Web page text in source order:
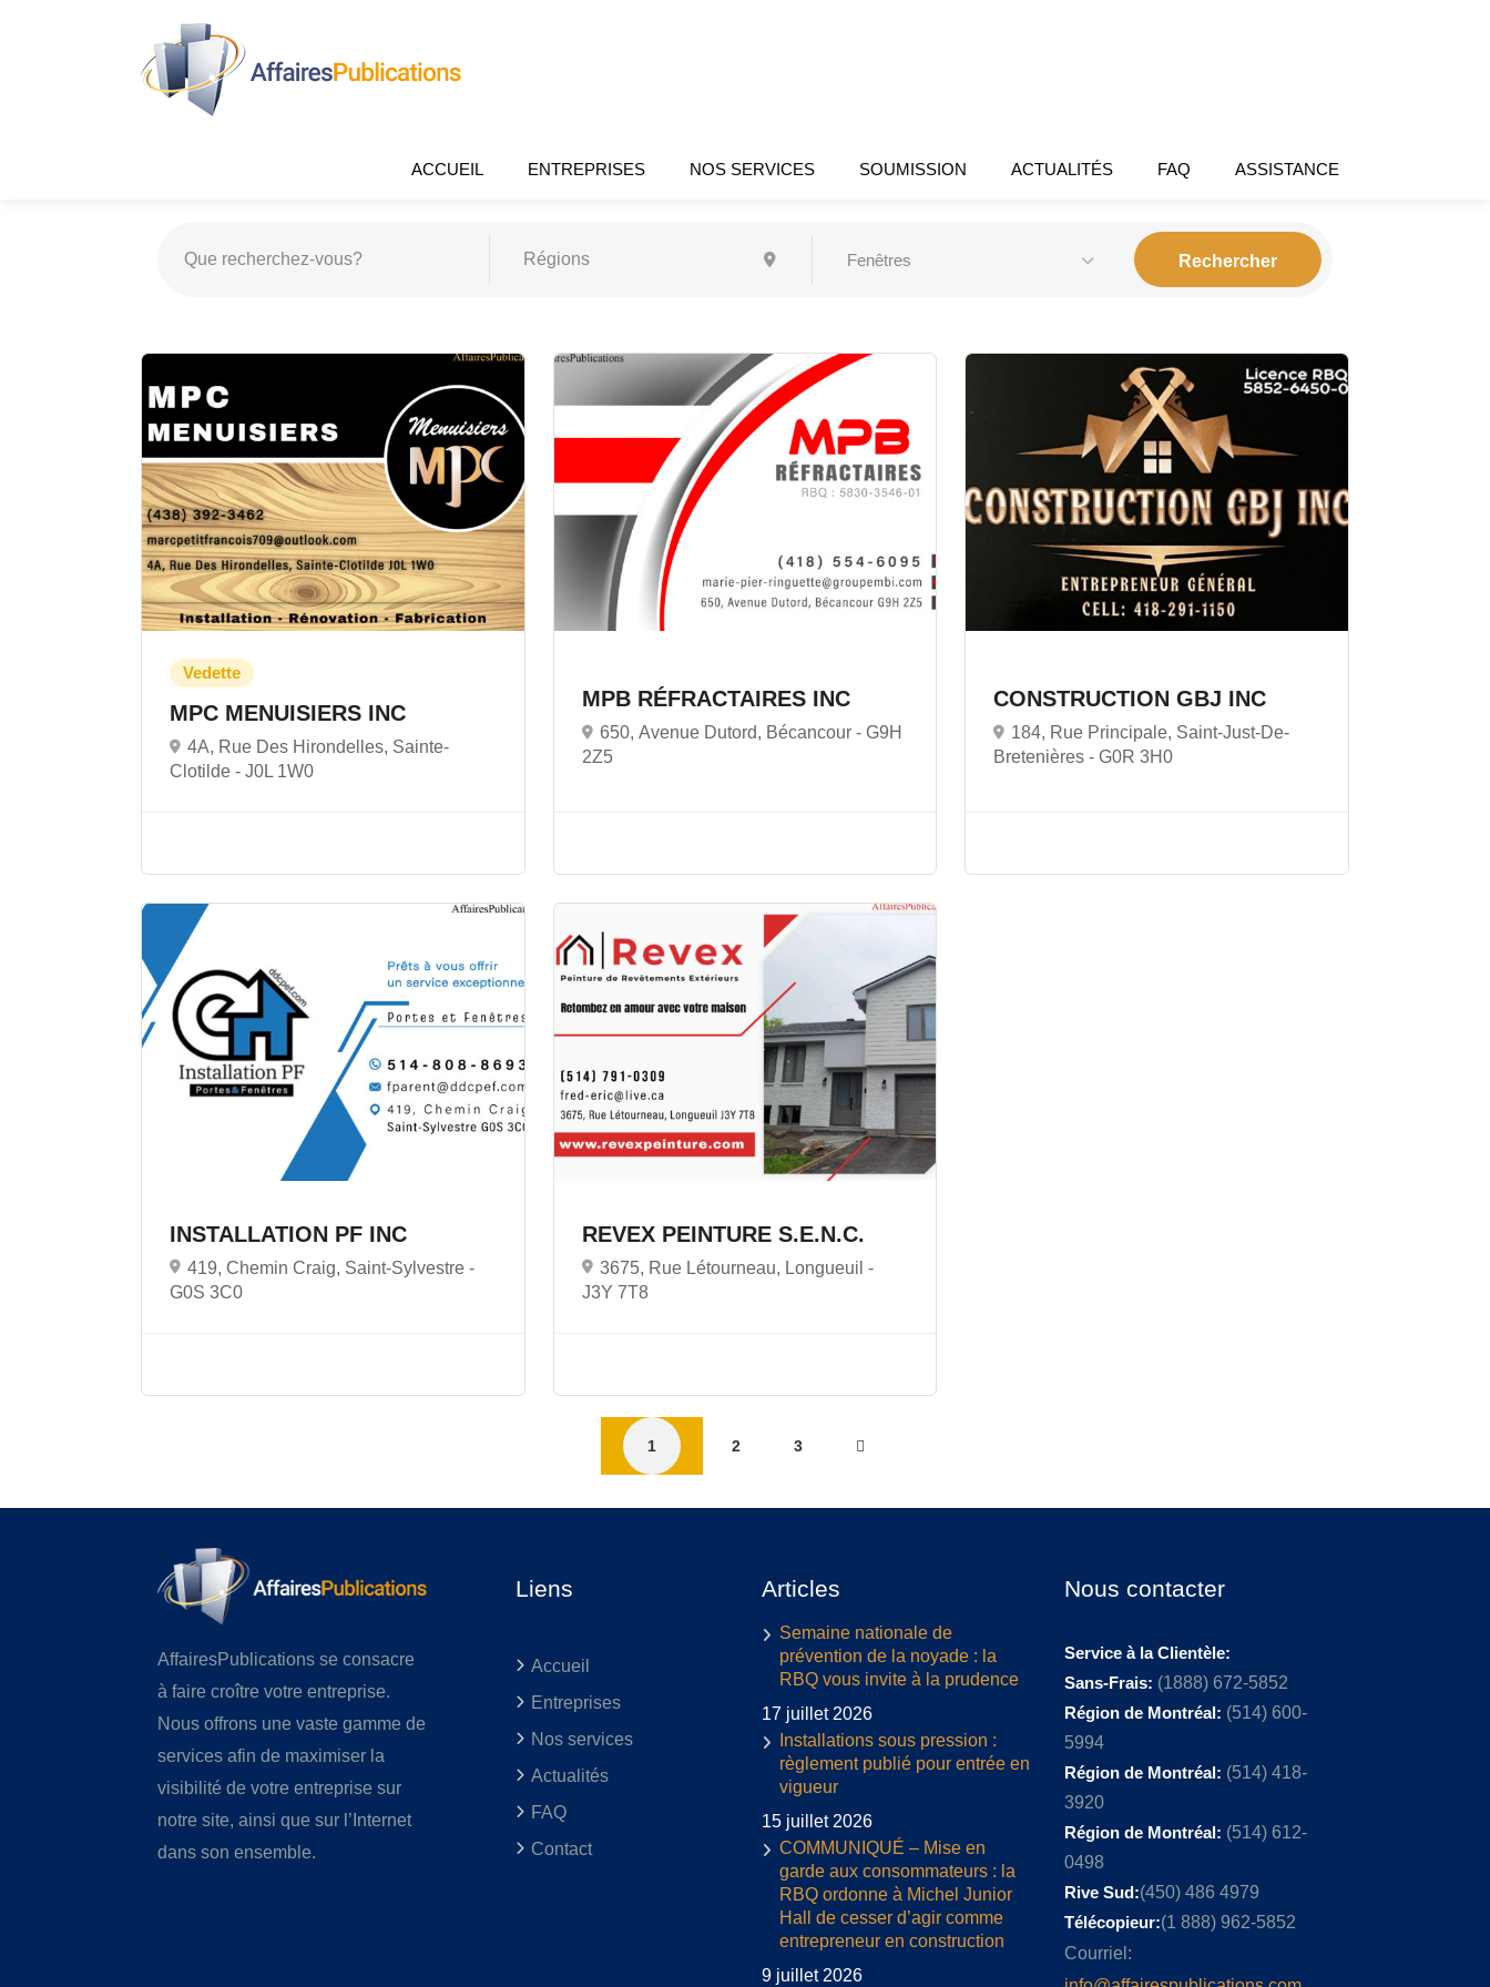
ACCUEIL ENTREPRISES NOS SERVICES SOUMISSION ACTUALITÉS FAQ ASSISTANCE
Fenêtres
MPC MENUISIERS INC
4A, Rue Des Hirondelles, Sainte-
Clotilde - J0L 1W0
MPB RÉFRACTAIRES INC
650, Avenue Dutord, Bécancour - G9H
2Z5
CONSTRUCTION GBJ INC
184, Rue Principale, Saint-Just-De-
Bretenières -G0R 3H0
INSTALLATION PF INC
419, Chemin Craig, Saint-Sylvestre -
G0S 3C0
REVEX PEINTURE S.E.N.C.
3675, Rue Létourneau, Longueuil -
J3Y 7T8
1 2 3
AffairesPublications se consacre
à faire croître votre entreprise.
Nous offrons une vaste gamme de
services afin de maximiser la
visibilité de votre entreprise sur
notre site, ainsi que sur l’Internet
dans son ensemble.
Liens
Accueil
Entreprises
Nos services
Actualités
FAQ
Contact
Articles
Semaine nationale de
prévention de la noyade : la
RBQ vous invite à la prudence
17 juillet 2026
Installations sous pression :
règlement publié pour entrée en
vigueur
15 juillet 2026
COMMUNIQUÉ – Mise en
garde aux consommateurs : la
RBQ ordonne à Michel Junior
Hall de cesser d’agir comme
entrepreneur en construction
9 juillet 2026
Nous contacter
Service à la Clientèle:
Sans-Frais: (1888) 672-5852
Région de Montréal: (514) 600-
5994
Région de Montréal: (514) 418-
3920
Région de Montréal: (514) 612-
0498
Rive Sud:(450) 486 4979
Télécopieur:(1 888) 962-5852
Courriel: